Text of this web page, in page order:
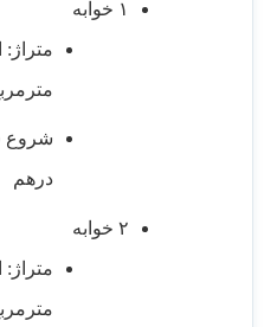
مترمربع
درهم
مترمربع